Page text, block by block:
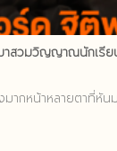
สวมวิญญาณนักเรี
มากหน้าหลายตาที่หัน